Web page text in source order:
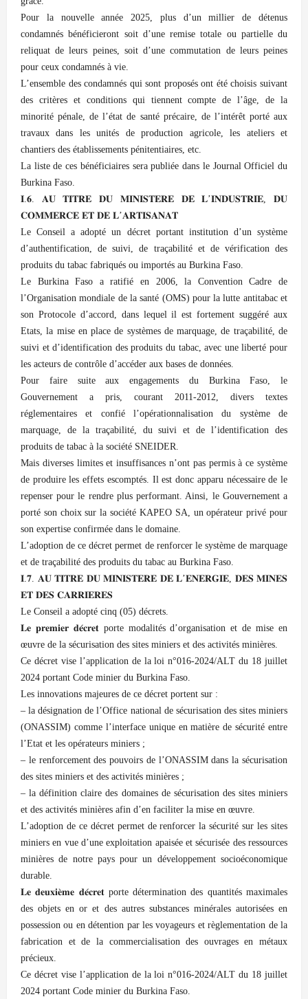
Pour la nouvelle année 2025, plus d’un millier de détenus
condamnés bénéficieront soit d’une remise totale ou partielle du
reliquat de leurs peines, soit d’une commutation de leurs peines
pour ceux condamnés à vie.
L’ensemble des condamnés qui sont proposés ont été choisis suivant
des critères et conditions qui tiennent compte de l’âge, de la
minorité pénale, de l’état de santé précaire, de l’intérêt porté aux
travaux dans les unités de production agricole, les ateliers et
chantiers des établissements pénitentiaires, etc.
La liste de ces bénéficiaires sera publiée dans le Journal Officiel du
Burkina Faso.
𝐈.𝟔. 𝐀𝐔 𝐓𝐈𝐓𝐑𝐄 𝐃𝐔 𝐌𝐈𝐍𝐈𝐒𝐓𝐄𝐑𝐄 𝐃𝐄 𝐋’𝐈𝐍𝐃𝐔𝐒𝐓𝐑𝐈𝐄, 𝐃𝐔
𝐂𝐎𝐌𝐌𝐄𝐑𝐂𝐄 𝐄𝐓 𝐃𝐄 𝐋’𝐀𝐑𝐓𝐈𝐒𝐀𝐍𝐀𝐓
Le Conseil a adopté un décret portant institution d’un système
d’authentification, de suivi, de traçabilité et de vérification des
produits du tabac fabriqués ou importés au Burkina Faso.
Le Burkina Faso a ratifié en 2006, la Convention Cadre de
l’Organisation mondiale de la santé (OMS) pour la lutte antitabac et
son Protocole d’accord, dans lequel il est fortement suggéré aux
Etats, la mise en place de systèmes de marquage, de traçabilité, de
suivi et d’identification des produits du tabac, avec une liberté pour
les acteurs de contrôle d’accéder aux bases de données.
Pour faire suite aux engagements du Burkina Faso, le
Gouvernement a pris, courant 2011-2012, divers textes
réglementaires et confié l’opérationnalisation du système de
marquage, de la traçabilité, du suivi et de l’identification des
produits de tabac à la société SNEIDER.
Mais diverses limites et insuffisances n’ont pas permis à ce système
de produire les effets escomptés. Il est donc apparu nécessaire de le
repenser pour le rendre plus performant. Ainsi, le Gouvernement a
porté son choix sur la société KAPEO SA, un opérateur privé pour
son expertise confirmée dans le domaine.
L’adoption de ce décret permet de renforcer le système de marquage
et de traçabilité des produits du tabac au Burkina Faso.
𝐈.𝟕. 𝐀𝐔 𝐓𝐈𝐓𝐑𝐄 𝐃𝐔 𝐌𝐈𝐍𝐈𝐒𝐓𝐄𝐑𝐄 𝐃𝐄 𝐋’𝐄𝐍𝐄𝐑𝐆𝐈𝐄, 𝐃𝐄𝐒 𝐌𝐈𝐍𝐄𝐒
𝐄𝐓 𝐃𝐄𝐒 𝐂𝐀𝐑𝐑𝐈𝐄𝐑𝐄𝐒
Le Conseil a adopté cinq (05) décrets.
𝐋𝐞 𝐩𝐫𝐞𝐦𝐢𝐞𝐫 𝐝𝐞́𝐜𝐫𝐞𝐭 porte modalités d’organisation et de mise en
œuvre de la sécurisation des sites miniers et des activités minières.
Ce décret vise l’application de la loi n°016-2024/ALT du 18 juillet
2024 portant Code minier du Burkina Faso.
Les innovations majeures de ce décret portent sur :
– la désignation de l’Office national de sécurisation des sites miniers
(ONASSIM) comme l’interface unique en matière de sécurité entre
l’Etat et les opérateurs miniers ;
– le renforcement des pouvoirs de l’ONASSIM dans la sécurisation
des sites miniers et des activités minières ;
– la définition claire des domaines de sécurisation des sites miniers
et des activités minières afin d’en faciliter la mise en œuvre.
L’adoption de ce décret permet de renforcer la sécurité sur les sites
miniers en vue d’une exploitation apaisée et sécurisée des ressources
minières de notre pays pour un développement socioéconomique
durable.
𝐋𝐞 𝐝𝐞𝐮𝐱𝐢𝐞̀𝐦𝐞 𝐝𝐞́𝐜𝐫𝐞𝐭 porte détermination des quantités maximales
des objets en or et des autres substances minérales autorisées en
possession ou en détention par les voyageurs et règlementation de la
fabrication et de la commercialisation des ouvrages en métaux
précieux.
Ce décret vise l’application de la loi n°016-2024/ALT du 18 juillet
2024 portant Code minier du Burkina Faso.